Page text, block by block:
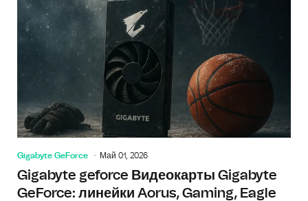
Gigabyte GeForce Май 01, 2026
Gigabyte geforce Видеокарты Gigabyte
GeForce: линейки Aorus, Gaming, Eagle